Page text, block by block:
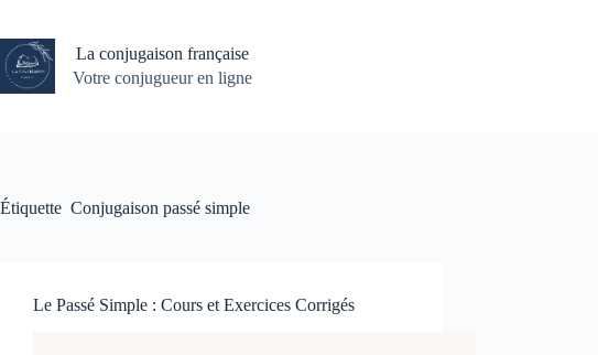
contenu
La conjugaison française
Votre conjugueur en ligne
Étiquette Conjugaison passé simple
Le Passé Simple : Cours et Exercices Corrigés